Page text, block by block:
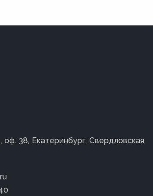
оф. 38, Екатеринбург, Свердловская